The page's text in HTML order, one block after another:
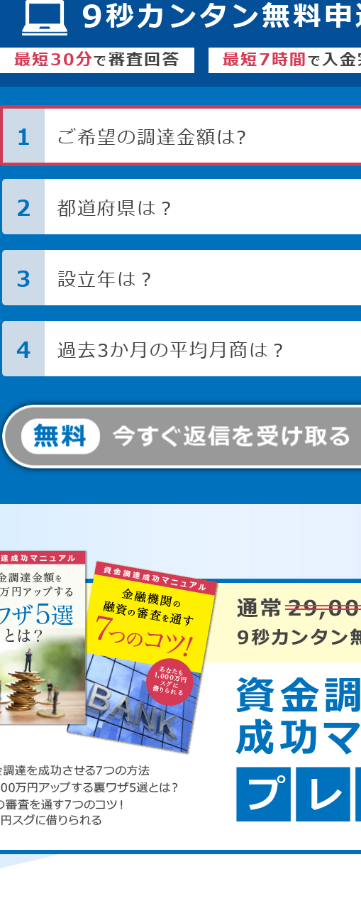
9秒カンタン無料
最短30分で審査回答 最短7時間で入
1 ご希望の調達金額は?
2 都道府県は？
3 設立年は？
4 過去3か月の平均月商は？